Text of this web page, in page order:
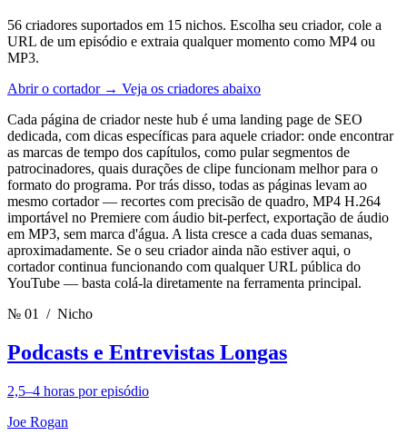
56 criadores suportados em 15 nichos. Escolha seu criador, cole a
URL de um episódio e extraia qualquer momento como MP4 ou
MP3.
Abrir o cortador → Veja os criadores abaixo
Cada página de criador neste hub é uma landing page de SEO
dedicada, com dicas específicas para aquele criador: onde encontrar
as marcas de tempo dos capítulos, como pular segmentos de
patrocinadores, quais durações de clipe funcionam melhor para o
formato do programa. Por trás disso, todas as páginas levam ao
mesmo cortador — recortes com precisão de quadro, MP4 H.264
importável no Premiere com áudio bit-perfect, exportação de áudio
em MP3, sem marca d'água. A lista cresce a cada duas semanas,
aproximadamente. Se o seu criador ainda não estiver aqui, o
cortador continua funcionando com qualquer URL pública do
YouTube — basta colá-la diretamente na ferramenta principal.
№ 01
/ Nicho
Podcasts e Entrevistas Longas
2,5–4 horas por episódio
Joe Rogan